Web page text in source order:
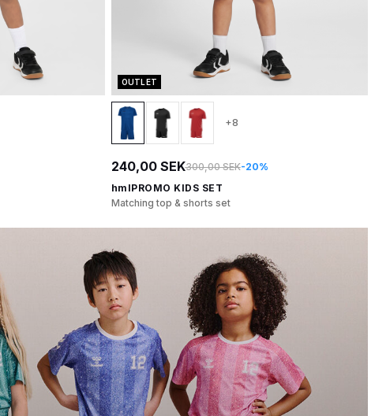
OUTLET
+8
240,00 SEK300,00 SEK-20%
hmlPROMO KIDS SET
Matching top & shorts set